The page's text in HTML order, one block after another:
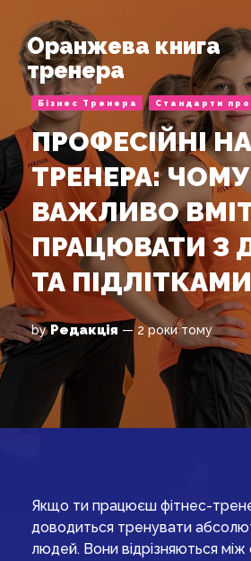
Оранжева книга
тренера
Бізнес Тренера Стандарти
ПРОФЕСІЙНІ
ТРЕНЕРА: ЧОМУ
ВАЖЛИВО
ПРАЦЮВАТИ З
ТА ПІДЛІТКАМИ
byРедакція — 2 роки тому
Якщо ти працюєш фітнес-
доводиться тренувати
людей. Вони відрізняються